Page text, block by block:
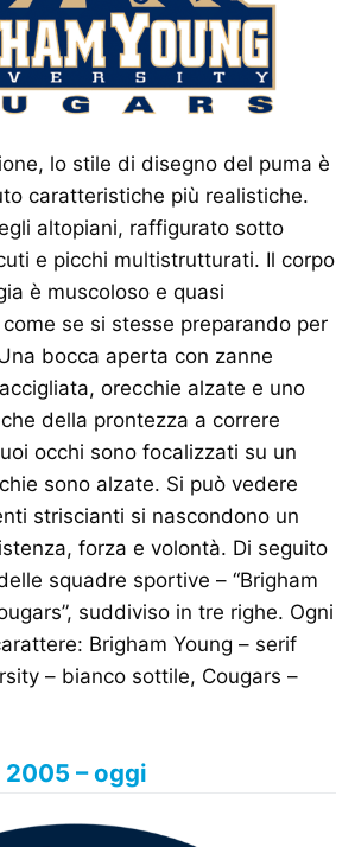
lo stile di disegno del puma è
caratteristiche più realistiche.
altopiani, raffigurato sotto
e picchi multistrutturati. Il corpo
è muscoloso e quasi
se si stesse preparando per
bocca aperta con zanne
orecchie alzate e uno
della prontezza a correre
occhi sono focalizzati su un
sono alzate. Si può vedere
striscianti si nascondono un
forza e volontà. Di seguito
squadre sportive – “Brigham
suddiviso in tre righe. Ogni
Brigham Young – serif
– bianco sottile, Cougars –
2005 – oggi